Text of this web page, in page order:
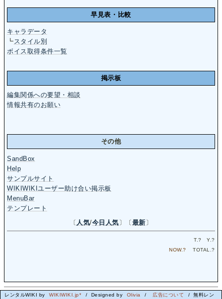
早見表・比較
キャラデータ
┗スタイル別
ボイス取得条件一覧
掲示板
編集関係への要望・相談
情報共有のお願い
その他
SandBox
Help
サンプルサイト
WIKIWIKIユーザー助け合い掲示板
MenuBar
テンプレート
〔 人気/今日人気〕〔最新〕
T.? Y.?
NOW.? TOTAL.?
レンタルWIKI by WIKIWIKI.jp* / Designed by Olivia / 広告について / 無料レン